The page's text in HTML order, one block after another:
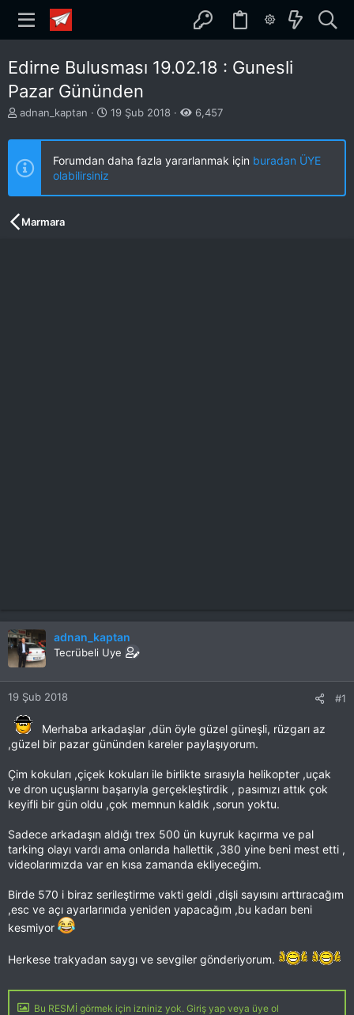
Edirne Bulusması 19.02.18 : Gunesli
Pazar Gününden
K
n
u
u
b
a
adnan_kaptan
B
ş
a
g
19 Şub 2018 6,457
Forumdan daha fazla yararlanmak için buradan ÜYE
olabilirsiniz
Marmara
adnan_kaptan
Tecrübeli Uye
19 Şub 2018 #1
Merhaba arkadaşlar ,dün öyle güzel güneşli, rüzgarı az
,güzel bir pazar gününden kareler paylaşıyorum.
Çim kokuları ,çiçek kokuları ile birlikte sırasıyla helikopter ,uçak
ve dron uçuşlarını başarıyla gerçekleştirdik , pasımızı attık çok
keyifli bir gün oldu ,çok memnun kaldık ,sorun yoktu.
Sadece arkadaşın aldığı trex 500 ün kuyruk kaçırma ve pal
tarking olayı vardı ama onlarıda hallettik ,380 yine beni mest etti ,
videolarımızda var en kısa zamanda ekliyeceğim.
Birde 570 i biraz serileştirme vakti geldi ,dişli sayısını arttıracağım
,esc ve açı ayarlarınıda yeniden yapacağım ,bu kadarı beni
kesmiyor
Herkese trakyadan saygı ve sevgiler gönderiyorum.
Bu RESMİ görmek için izniniz yok. Giriş yap veya üye ol